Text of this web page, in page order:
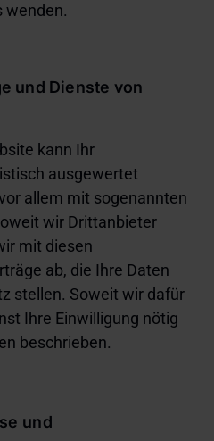
wenden.
und Dienste von
kann Ihr
ausgewertet
allem mit sogenannten
wir Drittanbieter
mit diesen
ab, die Ihre Daten
stellen. Soweit wir dafür
Ihre Einwilligung nötig
beschrieben.
und